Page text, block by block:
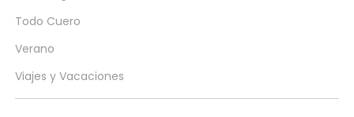
Todo Cuero
Verano
Viajes y Vacaciones